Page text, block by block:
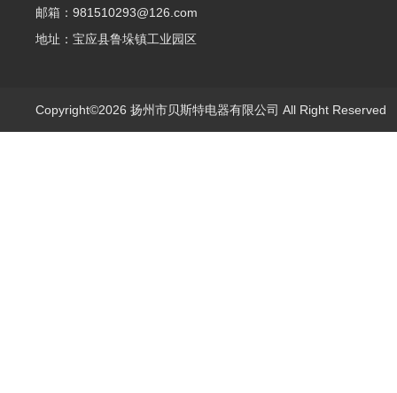
邮箱：981510293@126.com
地址：宝应县鲁垛镇工业园区
Copyright©2026 扬州市贝斯特电器有限公司 All Right